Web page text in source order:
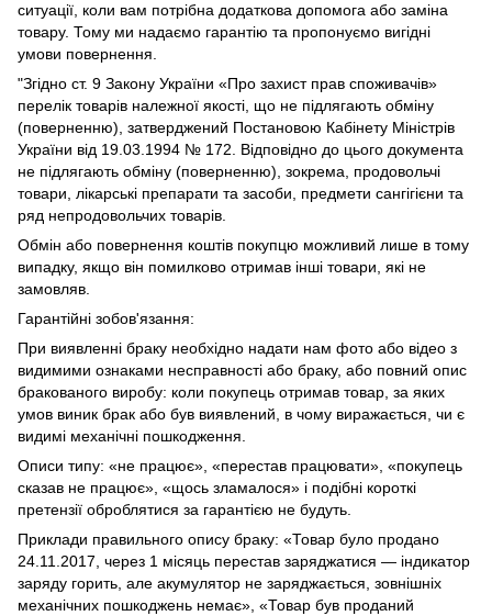
ситуації, коли вам потрібна додаткова допомога або заміна
товару. Тому ми надаємо гарантію та пропонуємо вигідні
умови повернення.
"Згідно ст. 9 Закону України «Про захист прав споживачів»
перелік товарів належної якості, що не підлягають обміну
(поверненню), затверджений Постановою Кабінету Міністрів
України від 19.03.1994 № 172. Відповідно до цього документа
не підлягають обміну (поверненню), зокрема, продовольчі
товари, лікарські препарати та засоби, предмети сангігієни та
ряд непродовольчих товарів.
Обмін або повернення коштів покупцю можливий лише в тому
випадку, якщо він помилково отримав інші товари, які не
замовляв.
Гарантійні зобов'язання:
При виявленні браку необхідно надати нам фото або відео з
видимими ознаками несправності або браку, або повний опис
бракованого виробу: коли покупець отримав товар, за яких
умов виник брак або був виявлений, в чому виражається, чи є
видимі механічні пошкодження.
Описи типу: «не працює», «перестав працювати», «покупець
сказав не працює», «щось зламалося» і подібні короткі
претензії оброблятися за гарантією не будуть.
Приклади правильного опису браку: «Товар було продано
24.11.2017, через 1 місяць перестав заряджатися — індикатор
заряду горить, але акумулятор не заряджається, зовнішніх
механічних пошкоджень немає», «Товар був проданий